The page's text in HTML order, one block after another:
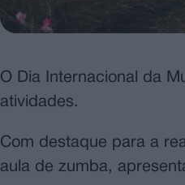
O Dia Internacional da
atividades.
Com destaque para a
aula de zumba,